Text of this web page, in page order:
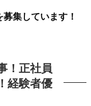
集しています！
！正社員
経験者優